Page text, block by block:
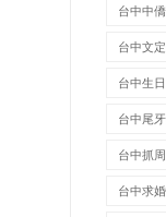
台中中
台中文
台中生
台中尾
台中抓
台中求